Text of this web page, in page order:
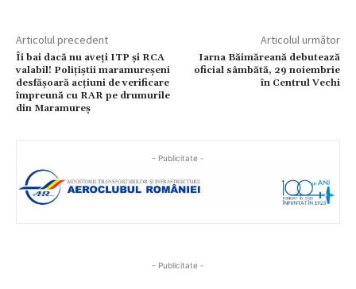
Articolul precedent
Îi bai dacă nu aveți ITP și RCA
valabil! Polițiștii maramureșeni
desfășoară acțiuni de verificare
împreună cu RAR pe drumurile
din Maramureș
Articolul următor
Iarna Băimăreană debutează
oficial sâmbătă, 29 noiembrie
în Centrul Vechi
- Publicitate -
- Publicitate -